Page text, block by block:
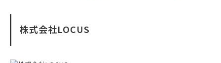
株式会社LOCUS